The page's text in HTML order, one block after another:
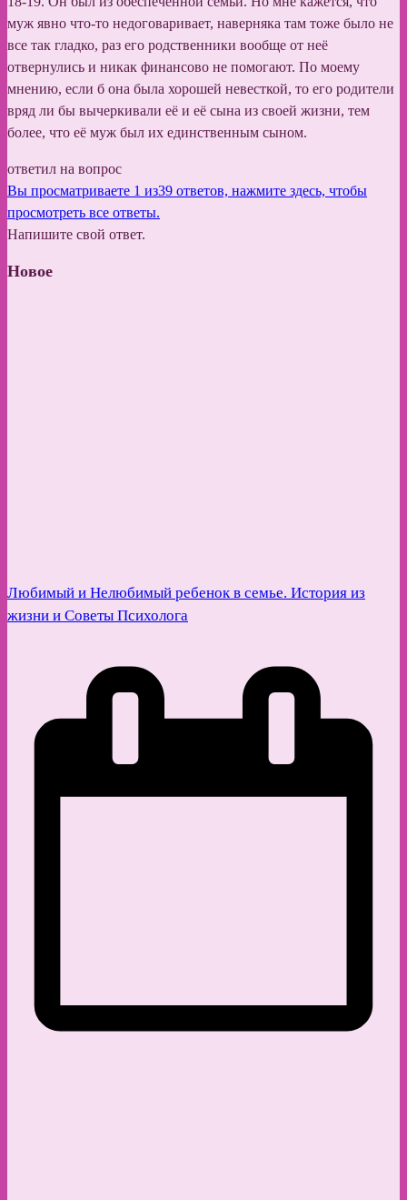
муж явно что-то недоговаривает, наверняка там тоже было не
все так гладко, раз его родственники вообще от неё
отвернулись и никак финансово не помогают. По моему
мнению, если б она была хорошей невесткой, то его родители
вряд ли бы вычеркивали её и её сына из своей жизни, тем
более, что её муж был их единственным сыном.
ответил на вопрос
Вы просматриваете 1 из39 ответов, нажмите здесь, чтобы
просмотреть все ответы.
Напишите свой ответ.
Новое
Любимый и Нелюбимый ребенок в семье. История из
жизни и Советы Психолога